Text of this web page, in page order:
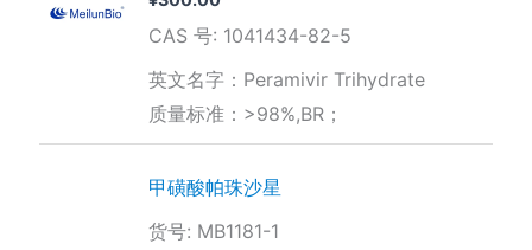
CAS 号: 1041434-82-5
英文名字：Peramivir Trihydrate
质量标准：>98%,BR；
甲磺酸帕珠沙星
货号: MB1181-1